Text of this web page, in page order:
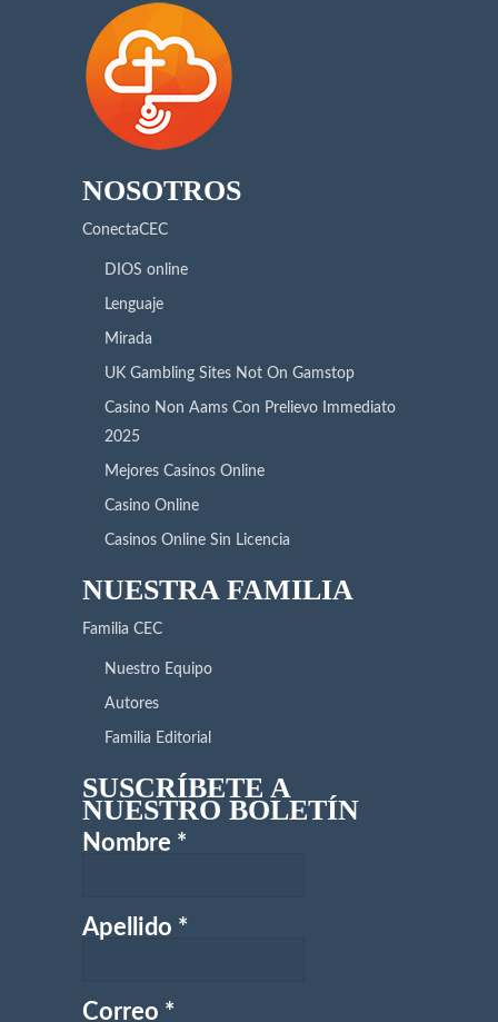
NOSOTROS
ConectaCEC
DIOS online
Lenguaje
Mirada
UK Gambling Sites Not On Gamstop
Casino Non Aams Con Prelievo Immediato
2025
Mejores Casinos Online
Casino Online
Casinos Online Sin Licencia
NUESTRA FAMILIA
Familia CEC
Nuestro Equipo
Autores
Familia Editorial
SUSCRÍBETE A
NUESTRO BOLETÍN
Nombre *
Apellido *
Correo *